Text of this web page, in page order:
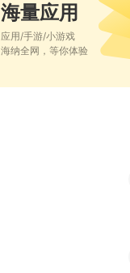
海量应用
应用/手游/小游戏
海纳全网，等你体验